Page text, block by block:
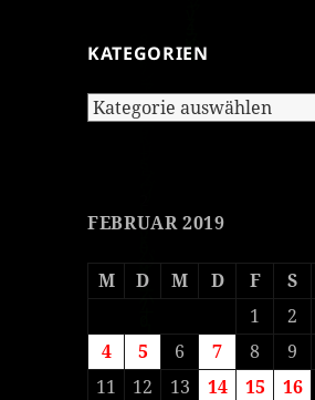
KATEGORIEN
Kategorien
FEBRUAR 2019
M D M D F S
1
2
4
5 6 7 8 9
11
12 13 14 15 16